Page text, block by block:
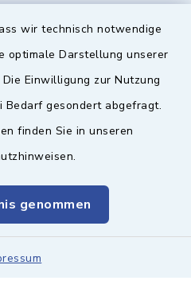
wir technisch notwendige
optimale Darstellung unserer
Einwilligung zur Nutzung
gesondert abgefragt.
finden Sie in unseren
genommen
Kontakt